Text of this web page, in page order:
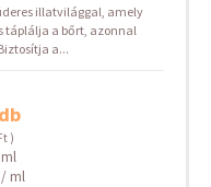
illatvilággal, amely
táplálja a bőrt, azonnal
a...
)
ml
/ ml